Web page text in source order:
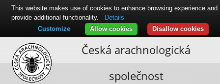
Česká arachnologická
společnost
This website makes use of cookies to enhance browsing experience and
provide additional functionality.
Details
Disallow cookies
Allow cookies
Customize